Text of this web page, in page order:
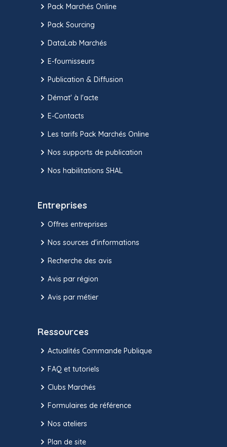
Pack Marchés Online
Pack Sourcing
DataLab Marchés
E-fournisseurs
Publication & Diffusion
Démat' à l'acte
E-Contacts
Les tarifs Pack Marchés Online
Nos supports de publication
Nos habilitations SHAL
Entreprises
Offres entreprises
Nos sources d'informations
Recherche des avis
Avis par région
Avis par métier
Ressources
Actualités Commande Publique
FAQ et tutoriels
Clubs Marchés
Formulaires de référence
Nos ateliers
Plan de site